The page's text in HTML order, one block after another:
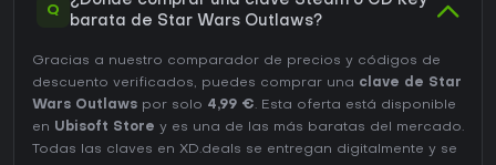
Q
barata de Star Wars Outlaws?
Gracias a nuestro comparador de precios y códigos de
descuento verificados, puedes comprar una clave de Star
Wars Outlaws por solo 4,99 €. Esta oferta está disponible
en Ubisoft Store y es una de las más baratas del mercado.
Todas las claves en XD.deals se entregan digitalmente y se